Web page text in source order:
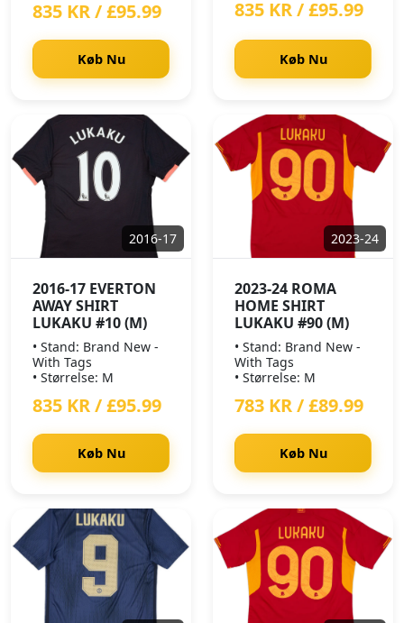
835 KR / £95.99
Køb Nu
835 KR / £95.99
Køb Nu
2016-17
2016-17 EVERTON
AWAY SHIRT
LUKAKU #10 (M)
• Stand: Brand New -
With Tags
• Størrelse: M
835 KR / £95.99
Køb Nu
2023-24
2023-24 ROMA
HOME SHIRT
LUKAKU #90 (M)
• Stand: Brand New -
With Tags
• Størrelse: M
783 KR / £89.99
Køb Nu